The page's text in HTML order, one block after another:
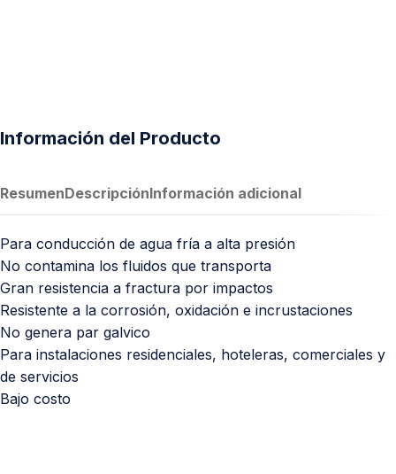
Información del Producto
ResumenDescripciónInformación adicional
Para conducción de agua fría a alta presión
No contamina los fluidos que transporta
Gran resistencia a fractura por impactos
Resistente a la corrosión, oxidación e incrustaciones
No genera par galvico
Para instalaciones residenciales, hoteleras, comerciales y
de servicios
Bajo costo